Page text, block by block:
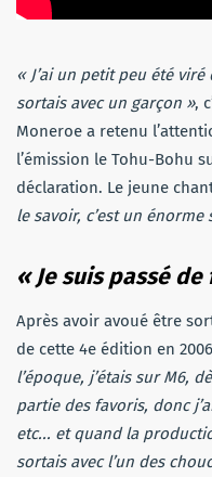
« J’ai un petit peu été
sortais avec un garçon »,
Moneroe a retenu
l’émission le Tohu-Bohu
déclaration. Le jeune
le savoir, c’est un énorme
«Je suis passé
Après avoir avoué être
de cette 4e édition en
l’époque, j’étais sur M6,
partiedes favoris, donc
etc... et quand la
sortais avec l’un des